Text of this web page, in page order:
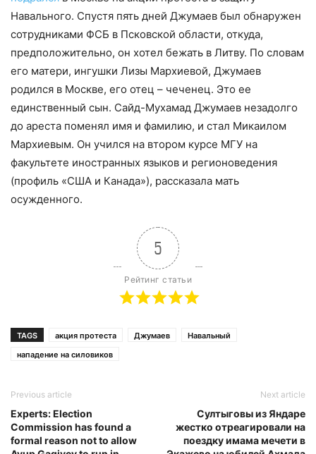
Навального. Спустя пять дней Джумаев был обнаружен
сотрудниками ФСБ в Псковской области, откуда,
предположительно, он хотел бежать в Литву. По словам
его матери, ингушки Лизы Мархиевой, Джумаев
родился в Москве, его отец – чеченец. Это ее
единственный сын. Сайд-Мухамад Джумаев незадолго
до ареста поменял имя и фамилию, и стал Микаилом
Мархиевым. Он учился на втором курсе МГУ на
факультете иностранных языков и регионоведения
(профиль «США и Канада»), рассказала мать
осужденного.
5
Рейтинг статьи
TAGS акция протеста Джумаев
Навальный
нападение на силовиков
Previous article
Experts: Election
Commission has found a
formal reason not to allow
Next article
Султыговы из Яндаре
жестко отреагировали на
поездку имама мечети в